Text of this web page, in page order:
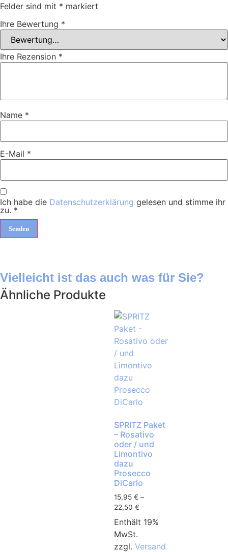
Felder sind mit * markiert
Ihre Bewertung *
Ihre Rezension *
Name *
E-Mail *
Ich habe die Datenschutzerklärung gelesen und stimme ihr
zu. *
Vielleicht ist das auch was für Sie?
Ähnliche Produkte
SPRITZ Paket
– Rosativo
oder / und
Limontivo
dazu
Prosecco
DiCarlo
15,95 € –
22,50 €
Enthält 19%
MwSt.
zzgl. Versand